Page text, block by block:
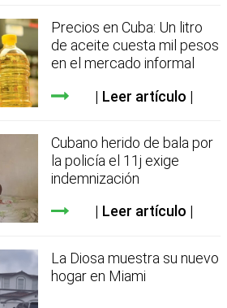
Precios en Cuba: Un litro
de aceite cuesta mil pesos
en el mercado informal
Leer artículo
Cubano herido de bala por
la policía el 11j exige
indemnización
Leer artículo
La Diosa muestra su nuevo
hogar en Miami